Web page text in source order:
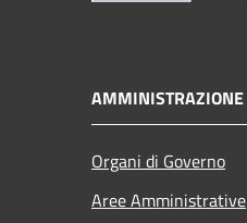
AMMINISTRAZIONE
Organi di Governo
Aree Amministrative